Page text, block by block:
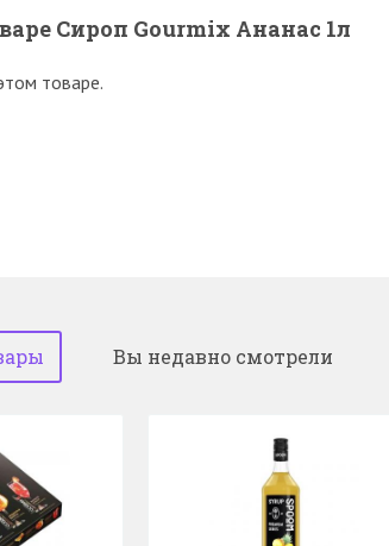
Сироп Gourmix Ананас 1л
товаре.
Вы недавно смотрели